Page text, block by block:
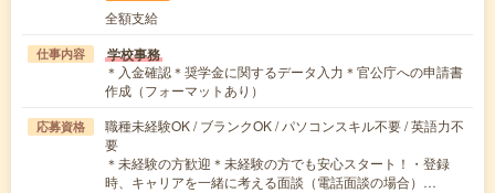
全額支給
仕事内容 学校事務
＊入金確認＊奨学金に関するデータ入力＊官公庁への申請書
作成（フォーマットあり）
応募資格
職種未経験OK / ブランクOK / パソコンスキル不要 / 英語力不
要
＊未経験の方歓迎＊未経験の方でも安心スタート！・登録
時、キャリアを一緒に考える面談（電話面談の場合）…